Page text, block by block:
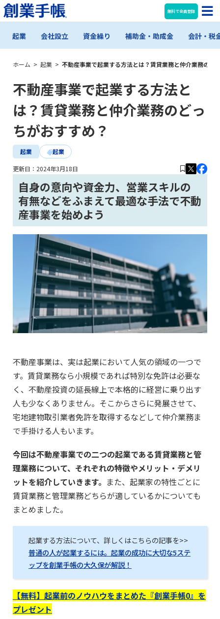
無料で会員登録
起業 会社設立 資金繰り 補助金・助成金 会計・税
ホーム > 起業 > 不動産事業で起業する方法とは？賃貸業務と仲介業務のど
不動産事業で起業する方法と
は？賃貸業務と仲介業務のどっ
ちがおすすめ？
起業 起業
更新日： 2024年3月18日
自身の意向や資金力、営業スキルの
有無などをふまえて最適な手法で不動
産事業を始めよう
不動産事業は、実は起業において人気の領域の一つで
す。賃貸業務なら小規模であれば特別な免許は必要な
く、不動産投資の延長線上で本格的に経営に乗り出す
人も少なくありません。そこからさらに発展させて、
宅地建物取引業者免許を取得するなどして仲介業務ま
で手掛ける人もいます。
今回は不動産事業での二つの起業である賃貸業務と管
理業務について、それぞれの特徴やメリット・デメリ
ットを紹介していきます。 また、起業家の特性ごとに
賃貸業務と管理業務どちらが適しているかについても
まとめました。
起業する方法について、詳しくはこちらの記事を>>
普通の人が起業するには。起業の成功に大切な5ステ
ップを創業手帳の大久保が解説！
【無料】起業前のノウハウをまとめた『創業手帳0』を
プレゼント